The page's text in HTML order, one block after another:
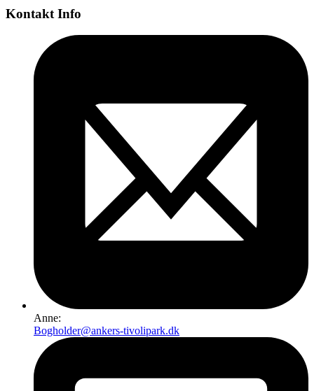
Kontakt Info
Anne:
Bogholder@ankers-tivolipark.dk